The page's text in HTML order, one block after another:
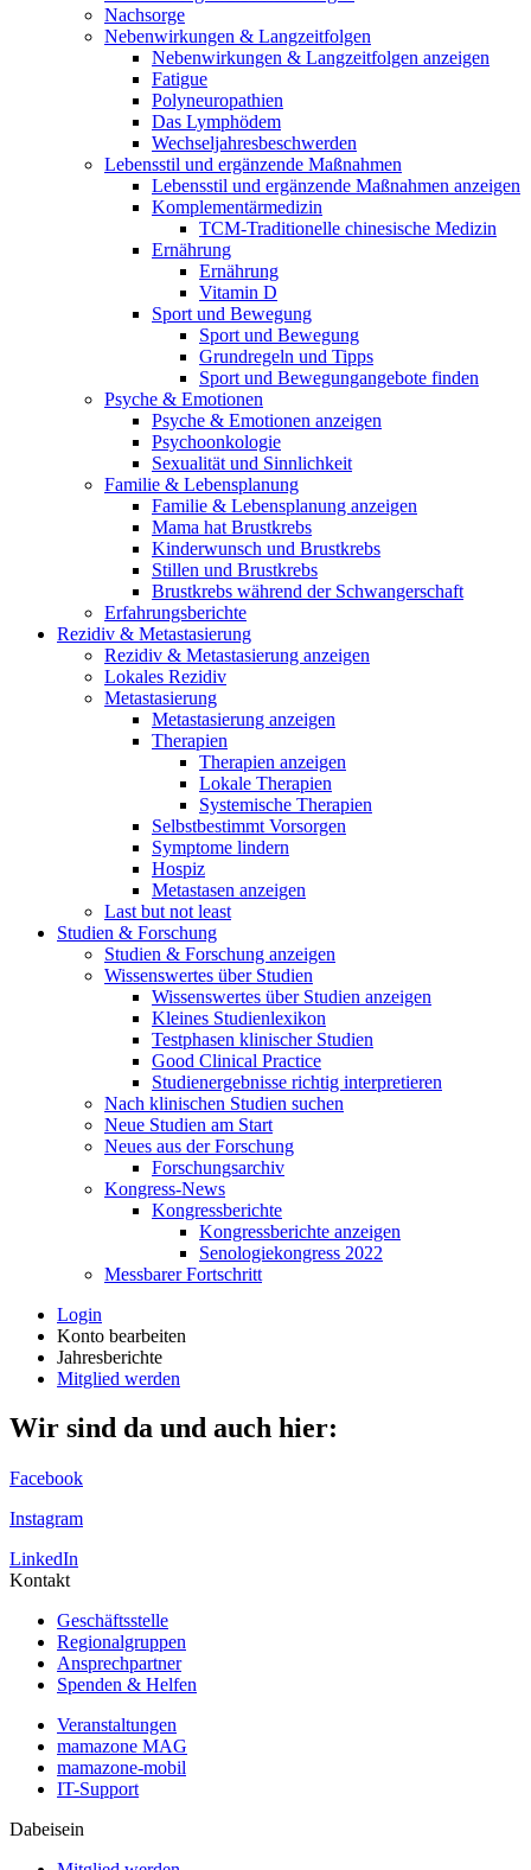
Nachsorge
Nebenwirkungen & Langzeitfolgen
Nebenwirkungen & Langzeitfolgen anzeigen
Fatigue
Polyneuropathien
Das Lymphödem
Wechseljahresbeschwerden
Lebensstil und ergänzende Maßnahmen
Lebensstil und ergänzende Maßnahmen anzeigen
Komplementärmedizin
TCM-Traditionelle chinesische Medizin
Ernährung
Ernährung
Vitamin D
Sport und Bewegung
Sport und Bewegung
Grundregeln und Tipps
Sport und Bewegungangebote finden
Psyche & Emotionen
Psyche & Emotionen anzeigen
Psychoonkologie
Sexualität und Sinnlichkeit
Familie & Lebensplanung
Familie & Lebensplanung anzeigen
Mama hat Brustkrebs
Kinderwunsch und Brustkrebs
Stillen und Brustkrebs
Brustkrebs während der Schwangerschaft
Erfahrungsberichte
Rezidiv & Metastasierung
Rezidiv & Metastasierung anzeigen
Lokales Rezidiv
Metastasierung
Metastasierung anzeigen
Therapien
Therapien anzeigen
Lokale Therapien
Systemische Therapien
Selbstbestimmt Vorsorgen
Symptome lindern
Hospiz
Metastasen anzeigen
Last but not least
Studien & Forschung
Studien & Forschung anzeigen
Wissenswertes über Studien
Wissenswertes über Studien anzeigen
Kleines Studienlexikon
Testphasen klinischer Studien
Good Clinical Practice
Studienergebnisse richtig interpretieren
Nach klinischen Studien suchen
Neue Studien am Start
Neues aus der Forschung
Forschungsarchiv
Kongress-News
Kongressberichte
Kongressberichte anzeigen
Senologiekongress 2022
Messbarer Fortschritt
Login
Konto bearbeiten
Jahresberichte
Mitglied werden
Wir sind da und auch hier:
Facebook
Instagram
LinkedIn
Kontakt
Geschäftsstelle
Regionalgruppen
Ansprechpartner
Spenden & Helfen
Veranstaltungen
mamazone MAG
mamazone-mobil
IT-Support
Dabeisein